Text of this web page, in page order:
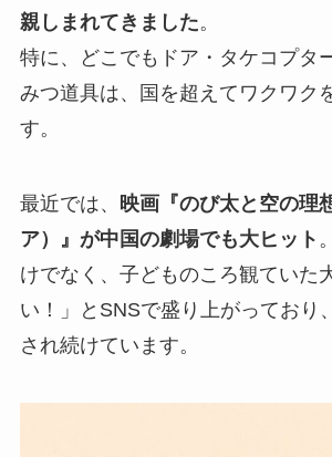
親しまれてきました。
特に、どこでもドア・タケコプタ
みつ道具は、国を超えてワクワク
す。
最近では、 映画『のび太と空の理
ア）』が中国の劇場でも大ヒット
けでなく、子どものころ観ていた
い！」とSNSで盛り上がっており
され続けています。